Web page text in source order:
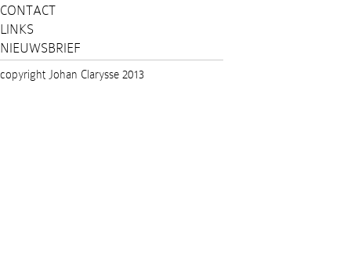
CONTACT
LINKS
NIEUWSBRIEF
copyright Johan Clarysse 2013